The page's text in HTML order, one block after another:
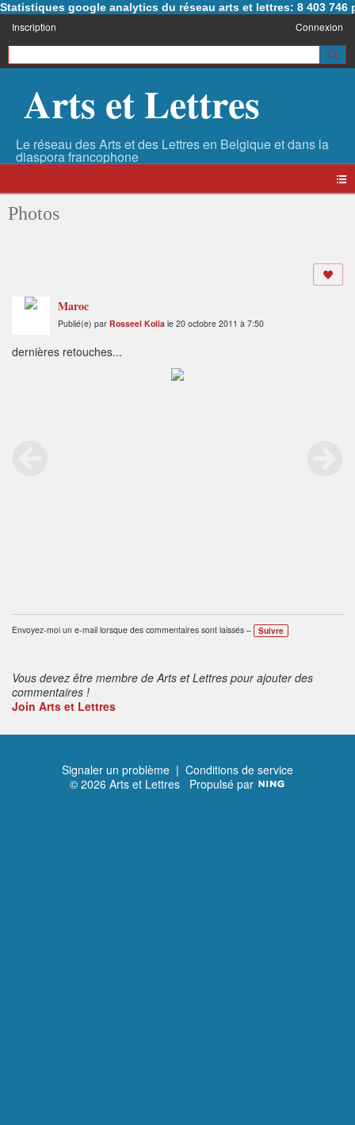
Statistiques google analytics du réseau arts et lettres: 8 403 746
Inscription Connexion
Arts et Lettres
Photos
Maroc
Publié(e) par Rosseel Kolia le 20 octobre 2011 à 7:50
dernières retouches...
Envoyez-moi un e-mail lorsque des commentaires sont laissés – Suivre
Vous devez être membre de Arts et Lettres pour ajouter des
commentaires !
Join Arts et Lettres
Signaler un problème | Conditions de service
© 2026 Arts et Lettres Propulsé par